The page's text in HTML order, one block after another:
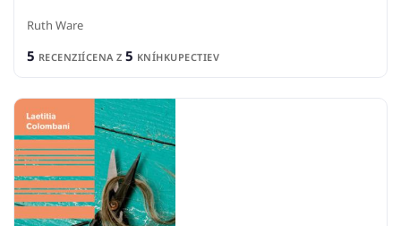
Ruth Ware
5 RECENZIÍCENA Z 5 KNÍHKUPECTIEV